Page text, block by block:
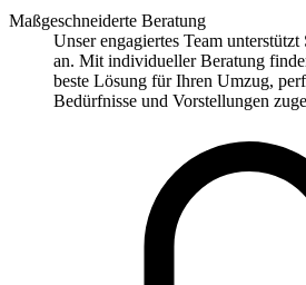
Maßgeschneiderte Beratung
Unser engagiertes Team
an. Mit individueller Beratung
beste Lösung für Ihren Umzug,
Bedürfnisse und Vorstellungen